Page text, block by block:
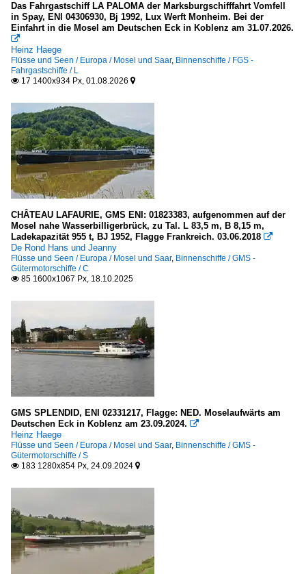
EU grenzüberschreitend
andere Gewässer
Mosel
FGS - Fahrgastschiffe
.mehrere oder Name unbekannt
A
B
C
D
E
F
G
I
L
M
P
R
S
T
GMS - Gütermotorschiffe
.mehrere oder Name unbekannt
1975
1980
1983
1986
1987
1988
1989
1991
1993
2000
2002
2004
2007
2009
2010
2012
2013
Das Fahrgastschiff LA PALOMA der Marksburgschifffahrt Vomfell
in Spay, ENI 04306930, Bj 1992, Lux Werft Monheim. Bei der
Einfahrt in die Mosel am Deutschen Eck in Koblenz am 31.07.2026.

Heinz Haege
Flüsse und Seen / Europa / Mosel und Saar, Binnenschiffe / FGS -
Fahrgastschiffe / L
 17 1400x934 Px, 01.08.2026 
CHÂTEAU LAFAURIE, GMS ENI: 01823383, aufgenommen auf der
Mosel nahe Wasserbilligerbrück, zu Tal. L 83,5 m, B 8,15 m,
Ladekapazität 955 t, BJ 1952, Flagge Frankreich. 03.06.2018 
De Rond Hans und Jeanny
Flüsse und Seen / Europa / Mosel und Saar, Binnenschiffe / GMS -
Gütermotorschiffe / C
 85 1600x1067 Px, 18.10.2025
GMS SPLENDID, ENI 02331217, Flagge: NED. Moselaufwärts am
Deutschen Eck in Koblenz am 23.09.2024. 
Heinz Haege
Flüsse und Seen / Europa / Mosel und Saar, Binnenschiffe / GMS -
Gütermotorschiffe / S
 183 1280x854 Px, 24.09.2024 